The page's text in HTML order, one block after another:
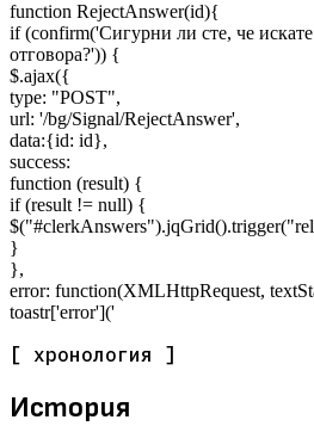
function RejectAnswer(id){
if (confirm('Сигурни ли сте, че
отговора?')) {
$.ajax({
type: "POST",
url: '/bg/Signal/RejectAnswer',
data:{id: id},
success:
function (result) {
if (result != null) {
}
},
error: function(XMLHttpRequest,
toastr['error']('
[ хронология ]
История